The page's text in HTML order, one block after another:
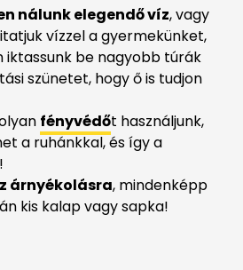
nálunk elegendő víz, vagy
vízzel a gyermekünket,
iktassunk be nagyobb túrák
szünetet, hogy ő is tudjon
fényvédőt használjunk,
a ruhánkkal, és így a
árnyékolásra, mindenképp
kis kalap vagy sapka!